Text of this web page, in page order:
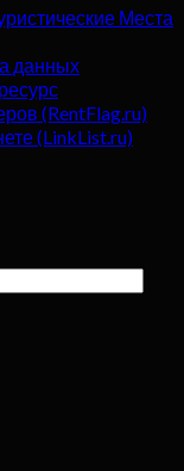
Места
данных
(RentFlag.ru)
(LinkList.ru)